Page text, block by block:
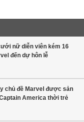
nữ diễn viên kém 16
đến dự hôn lễ
chủ đề Marvel được sản
America thời trẻ